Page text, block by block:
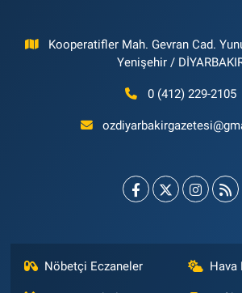
Kooperatifler Mah. Gevran Cad.
Yenişehir /
0 (412) 229-2105
Nöbetçi Eczaneler Hava